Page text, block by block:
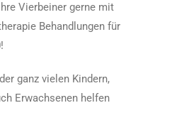
Vierbeiner gerne mit
Behandlungen für
ganz vielen Kindern,
Erwachsenen helfen